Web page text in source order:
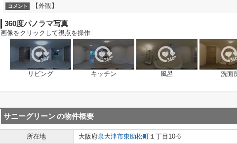
コメント 【外観】
360度パノラマ写真
画像をクリックして視点を操作
リビング キッチン 風呂 洗面
サニーグリーンの物件概要
所在地 大阪府泉大津市東助松町 １丁目10-6